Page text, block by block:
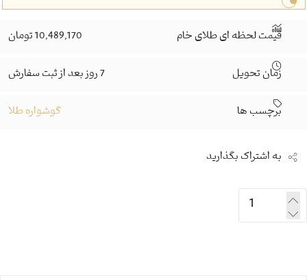
قیمت لحظه ای طلای خام 10,489,170 تومان
زمان تحویل 7 روز بعد از ثبت سفارش
برچسب ها گوشواره طلا
به اشتراک بگذارید